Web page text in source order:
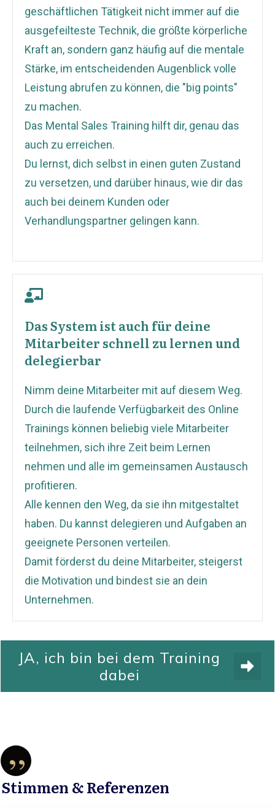
geschäftlichen Tätigkeit nicht immer auf die
ausgefeilteste Technik, die größte körperliche
Kraft an, sondern ganz häufig auf die mentale
Stärke, im entscheidenden Augenblick volle
Leistung abrufen zu können, die "big points"
zu machen.
Das Mental Sales Training hilft dir, genau das
auch zu erreichen.
Du lernst, dich selbst in einen guten Zustand
zu versetzen, und darüber hinaus, wie dir das
auch bei deinem Kunden oder
Verhandlungspartner gelingen kann.
Das System ist auch für deine
Mitarbeiter schnell zu lernen und
delegierbar
Nimm deine Mitarbeiter mit auf diesem Weg.
Durch die laufende Verfügbarkeit des Online
Trainings können beliebig viele Mitarbeiter
teilnehmen, sich ihre Zeit beim Lernen
nehmen und alle im gemeinsamen Austausch
profitieren.
Alle kennen den Weg, da sie ihn mitgestaltet
haben. Du kannst delegieren und Aufgaben an
geeignete Personen verteilen.
Damit förderst du deine Mitarbeiter, steigerst
die Motivation und bindest sie an dein
Unternehmen.
JA, ich bin bei dem Training
dabei
”
Stimmen & Referenzen